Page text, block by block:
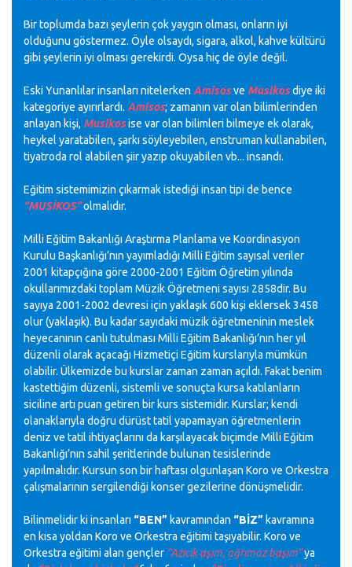
Bir toplumda bazı şeylerin çok yaygın olması, onların iyi
olduğunu göstermez. Öyle olsaydı, sigara, alkol, kahve kültürü
gibi şeylerin iyi olması gerekirdi. Oysa hiç de öyle değil.
Eski Yunanlılar insanları nitelerken Amisosve Musikosdiye iki
kategoriye ayırırlardı. Amisos; zamanın var olan bilimlerinden
anlayan kişi, Musikosise var olan bilimleri bilmeye ek olarak,
heykel yaratabilen, şarkı söyleyebilen, enstruman kullanabilen,
tiyatroda rol alabilen şiir yazıp okuyabilen vb... insandı.
Eğitim sistemimizin çıkarmak istediği insan tipi de bence
“MUSİKOS”olmalıdır.
Milli Eğitim Bakanlığı Araştırma Planlama ve Koordinasyon
Kurulu Başkanlığı’nın yayımladığı Milli Eğitim sayısal veriler
2001 kitapçığına göre 2000-2001 Eğitim Öğretim yılında
okullarımızdaki toplam Müzik Öğretmeni sayısı 2858dir. Bu
sayıya 2001-2002 devresi için yaklaşık 600 kişi eklersek 3458
olur (yaklaşık). Bu kadar sayıdaki müzik öğretmeninin meslek
heyecanının canlı tutulması Milli Eğitim Bakanlığı’nın her yıl
düzenli olarak açacağı Hizmetiçi Eğitim kurslarıyla mümkün
olabilir. Ülkemizde bu kurslar zaman zaman açıldı. Fakat benim
kastettiğim düzenli, sistemli ve sonuçta kursa katılanların
siciline artı puan getiren bir kurs sistemidir. Kurslar; kendi
olanaklarıyla doğru dürüst tatil yapamayan öğretmenlerin
deniz ve tatil ihtiyaçlarını da karşılayacak biçimde Milli Eğitim
Bakanlığı’nın sahil şeritlerinde bulunan tesislerinde
yapılmalıdır. Kursun son bir haftası olgunlaşan Koro ve Orkestra
çalışmalarının sergilendiği konser gezilerine dönüşmelidir.
Bilinmelidir ki insanları “BEN” kavramından “BİZ” kavramına
en kısa yoldan Koro ve Orkestra eğitimi taşıyabilir. Koro ve
Orkestra eğitimi alan gençler “Azıcık aşım, ağrımaz başım”ya